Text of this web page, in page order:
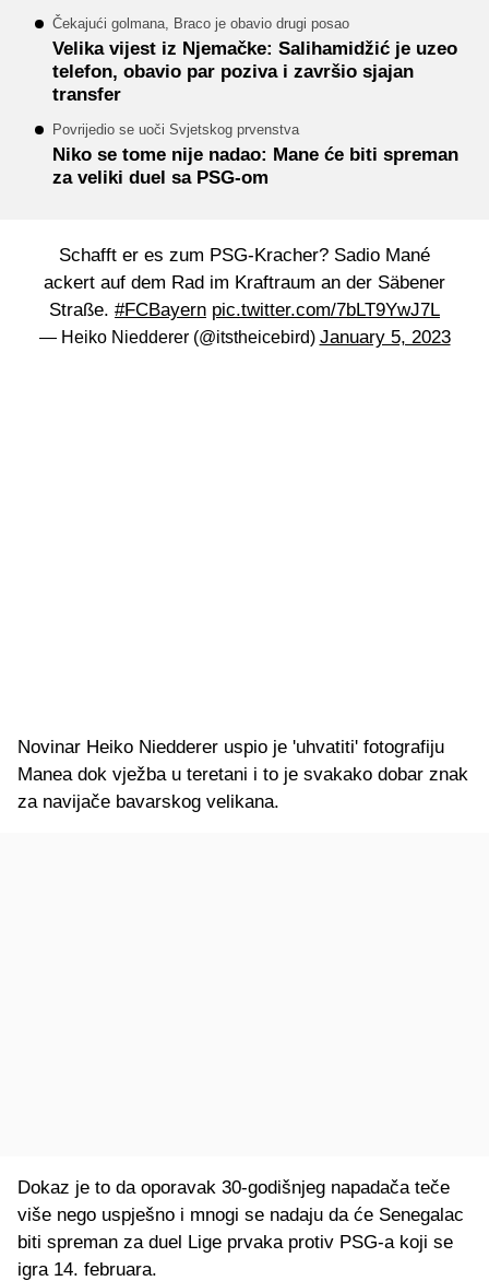
Čekajući golmana, Braco je obavio drugi posao
Velika vijest iz Njemačke: Salihamidžić je uzeo
telefon, obavio par poziva i završio sjajan
transfer
Povrijedio se uoči Svjetskog prvenstva
Niko se tome nije nadao: Mane će biti spreman
za veliki duel sa PSG-om
Schafft er es zum PSG-Kracher? Sadio Mané
ackert auf dem Rad im Kraftraum an der Säbener
Straße. #FCBayern pic.twitter.com/7bLT9YwJ7L
— Heiko Niedderer (@itstheicebird) January 5, 2023
Novinar Heiko Niedderer uspio je 'uhvatiti' fotografiju
Manea dok vježba u teretani i to je svakako dobar znak
za navijače bavarskog velikana.
Dokaz je to da oporavak 30-godišnjeg napadača teče
više nego uspješno i mnogi se nadaju da će Senegalac
biti spreman za duel Lige prvaka protiv PSG-a koji se
igra 14. februara.